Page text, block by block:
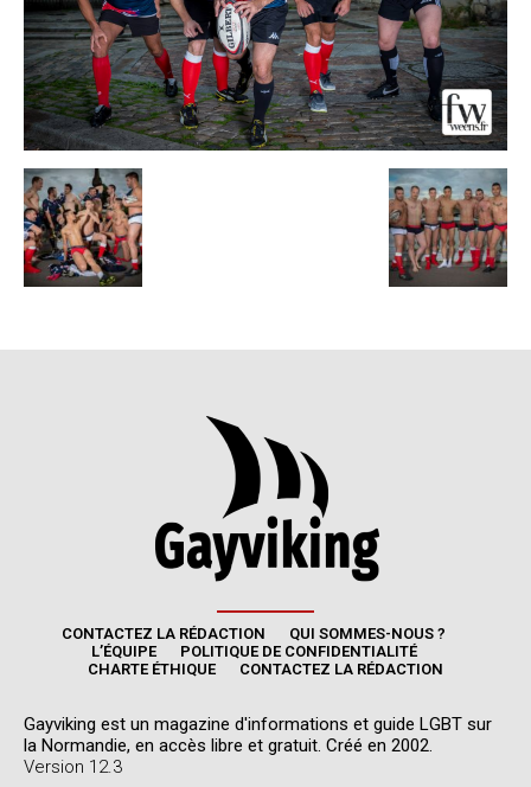
CONTACTEZ LA RÉDACTION
QUI SOMMES-NOUS ?
L’ÉQUIPE
POLITIQUE DE CONFIDENTIALITÉ
CHARTE ÉTHIQUE
CONTACTEZ LA RÉDACTION
Gayviking est un magazine d'informations et guide LGBT sur
la Normandie, en accès libre et gratuit. Créé en 2002.
Version 12.3